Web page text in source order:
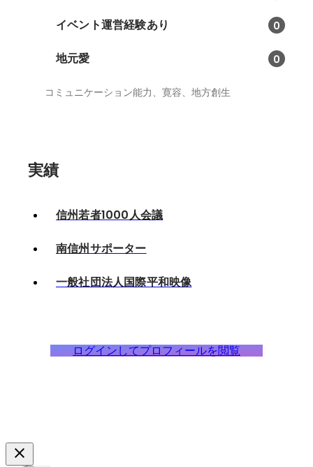
イベント運営経験あり 0
地元愛 0
コミュニケーション能力、寛容、地方創生
実績
信州若者1000人会議
南信州サポーター
一般社団法人国際平和映像
ログインしてプロフィールを閲覧